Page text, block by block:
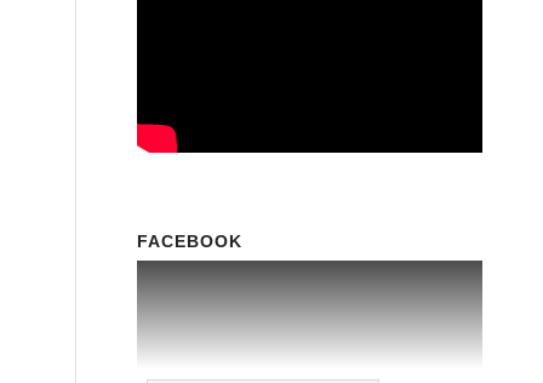
FACEBOOK